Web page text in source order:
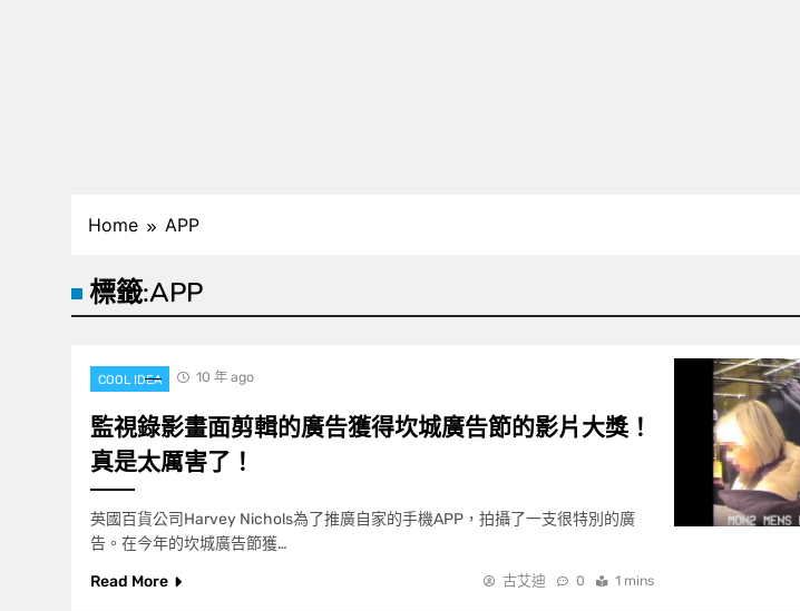
Home APP
標籤:APP
COOL IDEA 10 年 ago
監視錄影畫面剪輯的廣告獲得坎城廣告節的影片大獎！
真是太厲害了！
英國百貨公司Harvey Nichols為了推廣自家的手機APP，拍攝了一支很特別的廣
告。在今年的坎城廣告節獲…
Read More
古艾迪 0 1 mins